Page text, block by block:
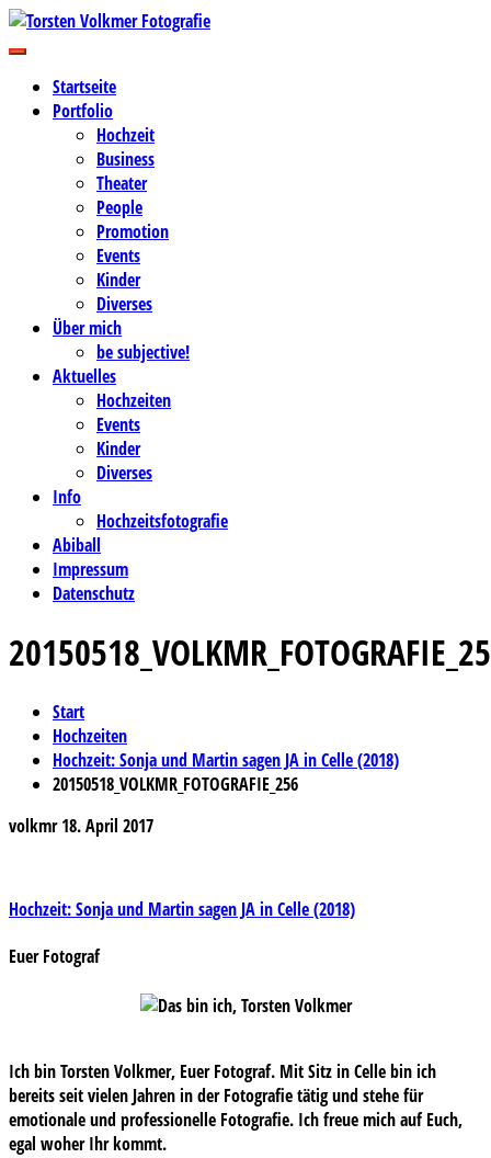
Zum
Inhalt
Torsten Volkmer Fotografie
Business-, Portrait- und Hochzeitsfotografie
Startseite
Portfolio
Hochzeit
Business
Theater
People
Promotion
Events
Kinder
Diverses
Über mich
be subjective!
Aktuelles
Hochzeiten
Events
Kinder
Diverses
Info
Hochzeitsfotografie
Abiball
Impressum
Datenschutz
Start
Hochzeiten
Hochzeit: Sonja und Martin sagen JA in Celle (2018)
20150518_VOLKMR_FOTOGRAFIE_256
volkmr 18. April 2017
Beitragsnavigation
Hochzeit: Sonja und Martin sagen JA in Celle (2018)
Euer Fotograf
Ich bin Torsten Volkmer, Euer Fotograf. Mit Sitz in Celle bin ich
bereits seit vielen Jahren in der Fotografie tätig und stehe für
emotionale und professionelle Fotografie. Ich freue mich auf Euch,
egal woher Ihr kommt.